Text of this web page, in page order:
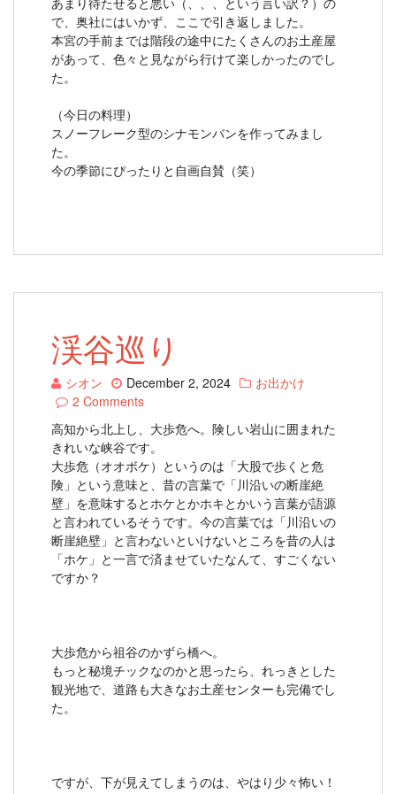
で、奥社にはいかず、ここで引き返しました。
本宮の手前までは階段の途中にたくさんのお土産屋
があって、色々と見ながら行けて楽しかったのでし
た。
（今日の料理）
スノーフレーク型のシナモンバンを作ってみまし
た。
今の季節にぴったりと自画自賛（笑）
渓谷巡り
シオン December 2, 2024
お出かけ
2 Comments
高知から北上し、大歩危へ。険しい岩山に囲まれた
きれいな峡谷です。
大歩危（オオボケ）というのは「大股で歩くと危
険」という意味と、昔の言葉で「川沿いの断崖絶
壁」を意味するとホケとかホキとかいう言葉が語源
と言われているそうです。今の言葉では「川沿いの
断崖絶壁」と言わないといけないところを昔の人は
「ホケ」と一言で済ませていたなんて、すごくない
ですか？
大歩危から祖谷のかずら橋へ。
もっと秘境チックなのかと思ったら、れっきとした
観光地で、道路も大きなお土産センターも完備でし
た。
ですが、下が見えてしまうのは、やはり少々怖い！